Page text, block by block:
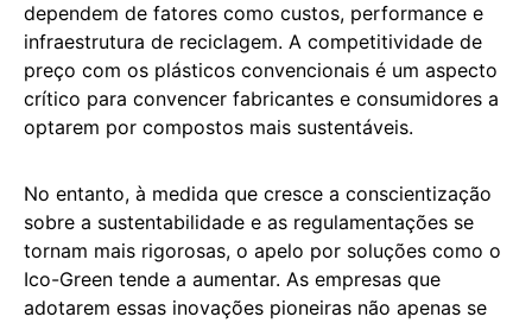
dependem de fatores como custos, performance e
infraestrutura de reciclagem. A competitividade de
preço com os plásticos convencionais é um aspecto
crítico para convencer fabricantes e consumidores a
optarem por compostos mais sustentáveis.
No entanto, à medida que cresce a conscientização
sobre a sustentabilidade e as regulamentações se
tornam mais rigorosas, o apelo por soluções como o
Ico-Green tende a aumentar. As empresas que
adotarem essas inovações pioneiras não apenas se